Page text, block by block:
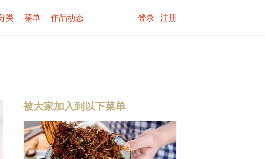
类 菜单 作品动态 登录 注册
被大家加入到以下菜单